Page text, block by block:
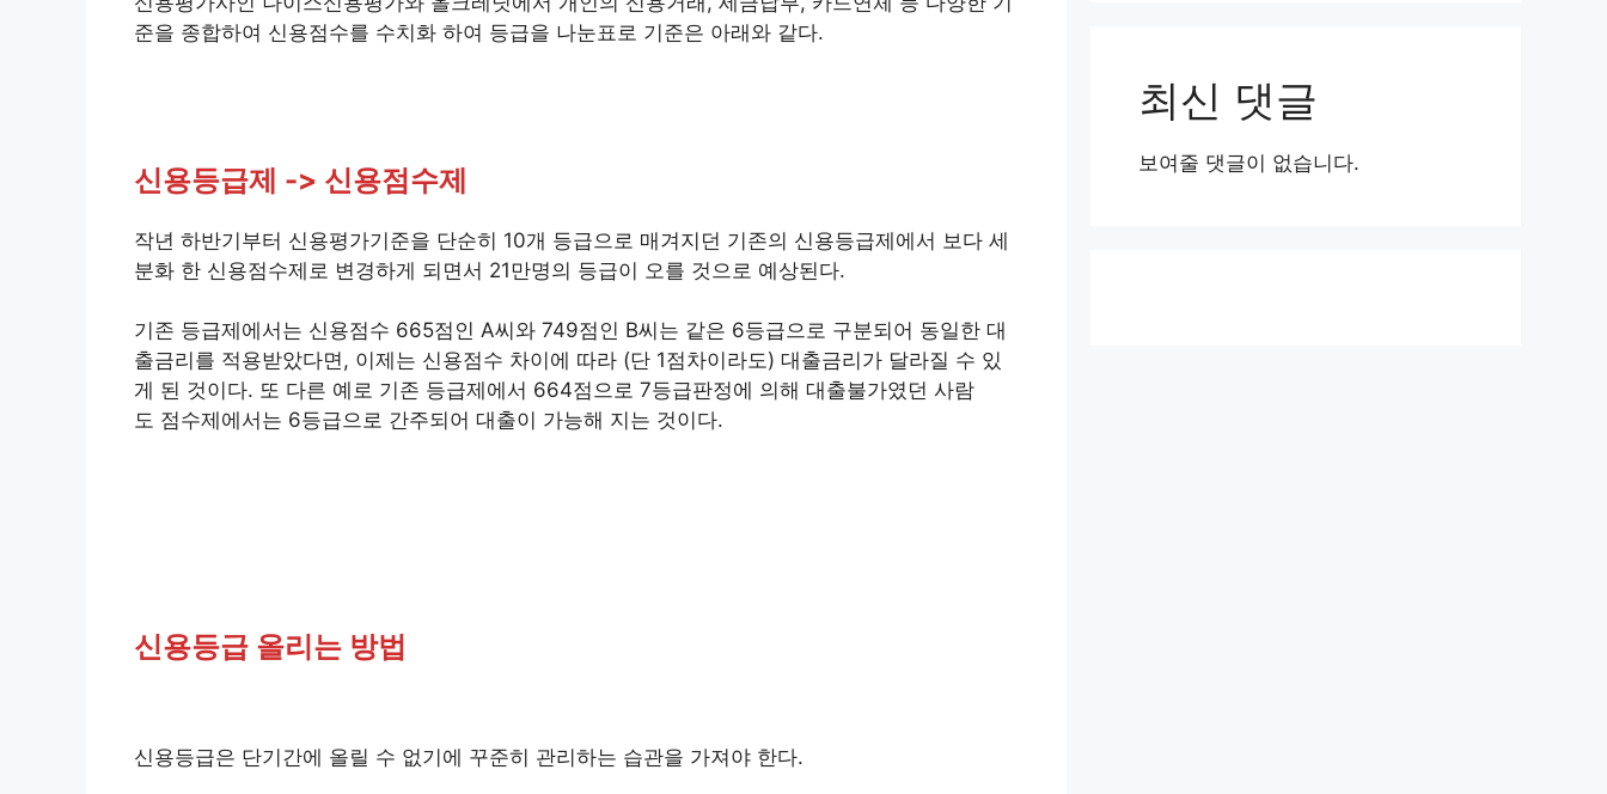
준을 종합하여 신용점수를 수치화 하여 등급을 나눈표로 기준은 아래와 같다.
신용등급제 -> 신용점수제
작년 하반기부터 신용평가기준을 단순히 10개 등급으로 매겨지던 기존의 신용등급제에서 보다 세
분화 한 신용점수제로 변경하게 되면서 21만명의 등급이 오를 것으로 예상된다.
기존 등급제에서는 신용점수 665점인 A씨와 749점인 B씨는 같은 6등급으로 구분되어 동일한 대
출금리를 적용받았다면, 이제는 신용점수 차이에 따라 (단 1점차이라도) 대출금리가 달라질 수 있
게 된 것이다. 또 다른 예로 기존 등급제에서 664점으로 7등급판정에 의해 대출불가였던 사람
도 점수제에서는 6등급으로 간주되어 대출이 가능해 지는 것이다.
신용등급 올리는 방법
신용등급은 단기간에 올릴 수 없기에 꾸준히 관리하는 습관을 가져야 한다.
최신 댓글
보여줄 댓글이 없습니다.